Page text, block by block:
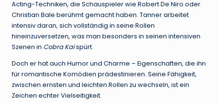
Acting-Techniken, die Schauspieler wie Robert De Niro oder
Christian Bale berühmt gemacht haben. Tanner arbeitet
intensiv daran, sich vollständig in seine Rollen
hineinzuversetzen, was man besonders in seinen intensiven
Szenen in Cobra Kaispürt.
Doch er hat auch Humor und Charme – Eigenschaften, die ihn
für romantische Komödien prädestinieren. Seine Fähigkeit,
zwischen ernsten und leichten Rollen zu wechseln, ist ein
Zeichen echter Vielseitigkeit.